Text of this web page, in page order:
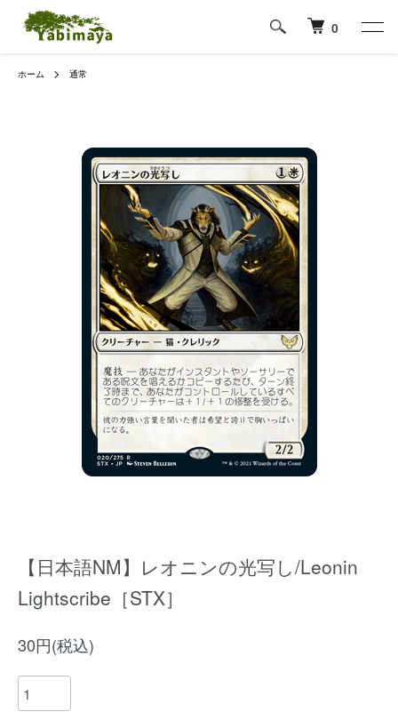
0
ホーム 通常
【日本語NM】レオニンの光写し/Leonin
Lightscribe［STX］
30円(税込)